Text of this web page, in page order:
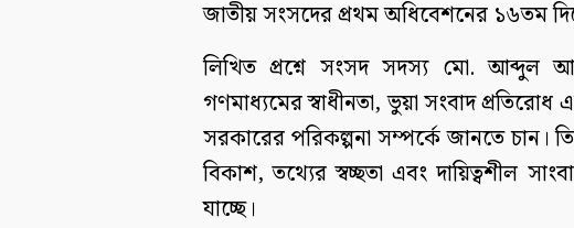
জাতীয় সংসদের প্রথম অধিবেশনের ১৬তম
লিখিত প্রশ্নে সংসদ সদস্য মো. আব্দুল
গণমাধ্যমের স্বাধীনতা, ভুয়া সংবাদ প্রতিরোধ
সরকারের পরিকল্পনা সম্পর্কে জানতে চান।
বিকাশ, তথ্যের স্বচ্ছতা এবং দায়িত্বশীল
যাচ্ছে।